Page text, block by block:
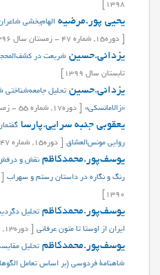
1398]
یحیی پور.مرضیهالهام‌بخشی
دوره 15, شماره 47
-زمستان سال
یزدانی.حسینشريعت در
تابستان سال
یزدانی.حسینتحلیل جامعه‌شناختی
«زالامانسکی» [ دوره 17, شماره 55
-
یعقوبی جنبه سرایی.پارسا
روایی مونس‌العشاق [ دوره 15, شماره 47
یوسف‌پور.محمدکاظمنقش و درفش:
رنگ و نگاره در داستان رستم و سهراب [
1390]
یوسف‌پور.محمدکاظمتحلیل
ایران از اوستا تا متون عرفانی [ دوره 13,
یوسف‌پور.محمدکاظمتحلیل
شاهنامۀ فردوسی (بر اساس تعامل